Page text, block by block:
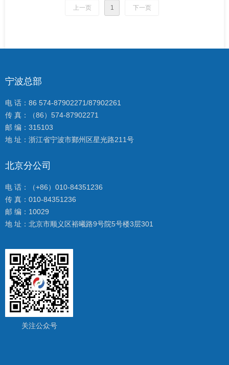
上一页 1 下一页
宁波总部
电 话：86 574-87902271/87902261
传 真：（86）574-87902271
邮 编：315103
地 址：浙江省宁波市鄞州区星光路211号
北京分公司
电 话：（+86）010-84351236
传 真：010-84351236
邮 编：10029
地 址： 北京市顺义区裕曦路9号院5号楼3层301
关注公众号